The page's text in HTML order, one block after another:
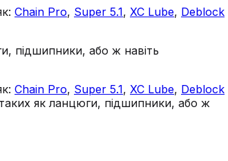
Chain Pro, Super 5.1, XC Lube, Deblock
підшипники, або ж навіть
Chain Pro, Super 5.1, XC Lube, Deblock
як ланцюги, підшипники, або ж